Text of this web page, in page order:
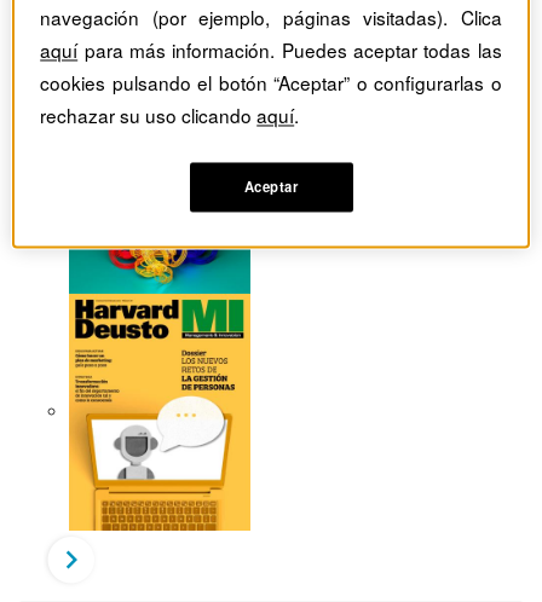
Revistas del mes
navegación (por ejemplo, páginas visitadas). Clica
aquípara más información. Puedes aceptar todas las
cookies pulsando el botón “Aceptar” o configurarlas o
rechazar su uso clicandoaquí.
Aceptar